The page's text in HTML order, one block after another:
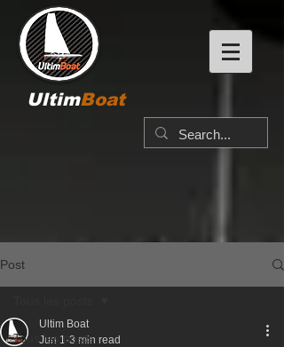
UltimBoat
Post
Tous les posts
Ultim Boat
Jun 1 3 min read